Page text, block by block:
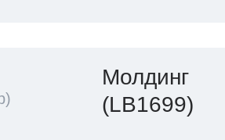
Молдинг
(LB1699)